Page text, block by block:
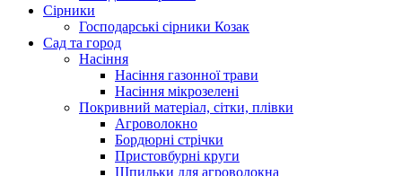
Сірники
Господарські сірники Козак
Сад та город
Насіння
Насіння газонної трави
Насіння мікрозелені
Покривний матеріал, сітки, плівки
Агроволокно
Бордюрні стрічки
Пристовбурні круги
Шпильки для агроволокна